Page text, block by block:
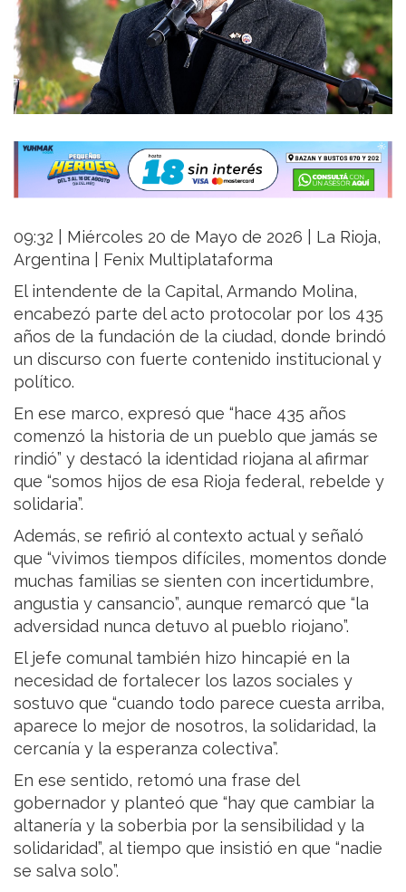
09:32 | Miércoles 20 de Mayo de 2026 | La Rioja,
Argentina | Fenix Multiplataforma
El intendente de la Capital, Armando Molina,
encabezó parte del acto protocolar por los 435
años de la fundación de la ciudad, donde brindó
un discurso con fuerte contenido institucional y
político.
En ese marco, expresó que “hace 435 años
comenzó la historia de un pueblo que jamás se
rindió” y destacó la identidad riojana al afirmar
que “somos hijos de esa Rioja federal, rebelde y
solidaria”.
Además, se refirió al contexto actual y señaló
que “vivimos tiempos difíciles, momentos donde
muchas familias se sienten con incertidumbre,
angustia y cansancio”, aunque remarcó que “la
adversidad nunca detuvo al pueblo riojano”.
El jefe comunal también hizo hincapié en la
necesidad de fortalecer los lazos sociales y
sostuvo que “cuando todo parece cuesta arriba,
aparece lo mejor de nosotros, la solidaridad, la
cercanía y la esperanza colectiva”.
En ese sentido, retomó una frase del
gobernador y planteó que “hay que cambiar la
altanería y la soberbia por la sensibilidad y la
solidaridad”, al tiempo que insistió en que “nadie
se salva solo”.